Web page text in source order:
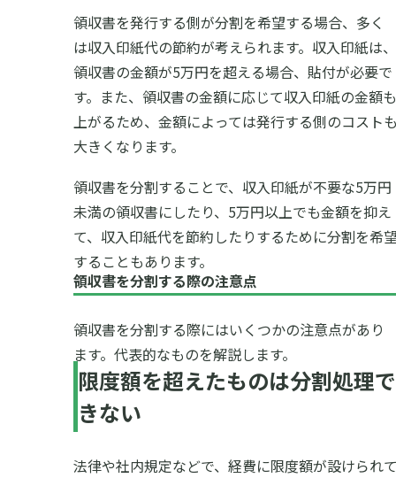
領収書を発行する側が分割を希望する場合、多く
は収入印紙代の節約が考えられます。収入印紙は、
領収書の金額が5万円を超える場合、貼付が必要で
す。また、領収書の金額に応じて収入印紙の金額も
上がるため、金額によっては発行する側のコスト
大きくなります。
領収書を分割することで、収入印紙が不要な5万円
未満の領収書にしたり、5万円以上でも金額を抑え
て、収入印紙代を節約したりするために分割を希
することもあります。
領収書を分割する際の注意点
領収書を分割する際にはいくつかの注意点があり
ます。代表的なものを解説します。
限度額を超えたものは分割処理で
きない
法律や社内規定などで、経費に限度額が設けられ